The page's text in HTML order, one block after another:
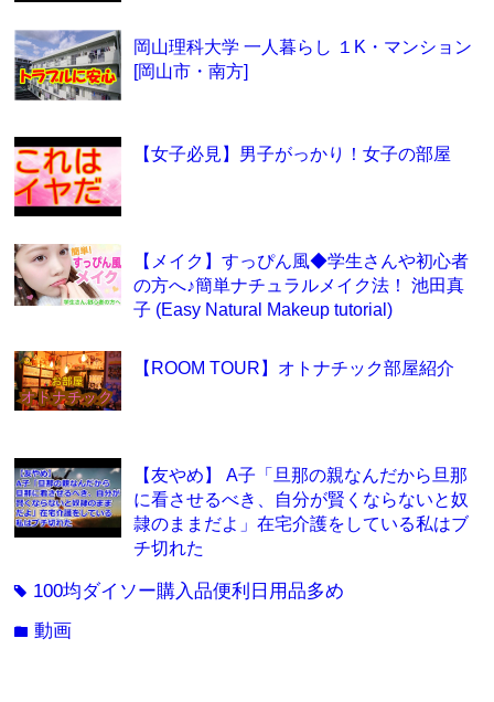
岡山理科大学 一人暮らし １K・マンション
[岡山市・南方]
【女子必見】男子がっかり！女子の部屋
【メイク】すっぴん風◆学生さんや初心者
の方へ♪簡単ナチュラルメイク法！ 池田真
子 (Easy Natural Makeup tutorial)
【ROOM TOUR】オトナチック部屋紹介
【友やめ】 A子「旦那の親なんだから旦那
に看させるべき、自分が賢くならないと奴
隷のままだよ」在宅介護をしている私はブ
チ切れた
tag 100均ダイソー購入品便利日用品多め
folder動画